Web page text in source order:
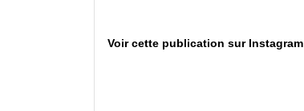
Voir cette publication sur Instagram